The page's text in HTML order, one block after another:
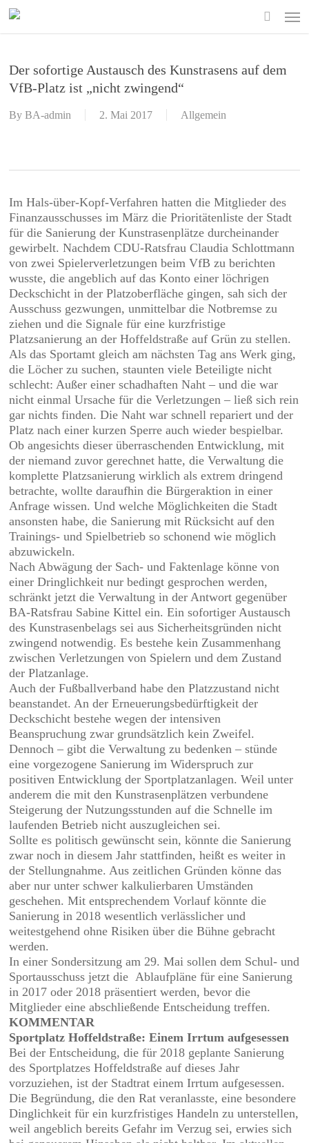
Skip
Der sofortige Austausch des Kunstrasens auf dem
VfB-Platz ist „nicht zwingend“
By BA-admin 2. Mai 2017 Allgemein
Im Hals-über-Kopf-Verfahren hatten die Mitglieder des
Finanzausschusses im März die Prioritätenliste der Stadt
für die Sanierung der Kunstrasenplätze durcheinander
gewirbelt. Nachdem CDU-Ratsfrau Claudia Schlottmann
von zwei Spielerverletzungen beim VfB zu berichten
wusste, die angeblich auf das Konto einer löchrigen
Deckschicht in der Platzoberfläche gingen, sah sich der
Ausschuss gezwungen, unmittelbar die Notbremse zu
ziehen und die Signale für eine kurzfristige
Platzsanierung an der Hoffeldstraße auf Grün zu stellen.
Als das Sportamt gleich am nächsten Tag ans Werk ging,
die Löcher zu suchen, staunten viele Beteiligte nicht
schlecht: Außer einer schadhaften Naht – und die war
nicht einmal Ursache für die Verletzungen – ließ sich rein
gar nichts finden. Die Naht war schnell repariert und der
Platz nach einer kurzen Sperre auch wieder bespielbar.
Ob angesichts dieser überraschenden Entwicklung, mit
der niemand zuvor gerechnet hatte, die Verwaltung die
komplette Platzsanierung wirklich als extrem dringend
betrachte, wollte daraufhin die Bürgeraktion in einer
Anfrage wissen. Und welche Möglichkeiten die Stadt
ansonsten habe, die Sanierung mit Rücksicht auf den
Trainings- und Spielbetrieb so schonend wie möglich
abzuwickeln.
Nach Abwägung der Sach- und Faktenlage könne von
einer Dringlichkeit nur bedingt gesprochen werden,
schränkt jetzt die Verwaltung in der Antwort gegenüber
BA-Ratsfrau Sabine Kittel ein. Ein sofortiger Austausch
des Kunstrasenbelags sei aus Sicherheitsgründen nicht
zwingend notwendig. Es bestehe kein Zusammenhang
zwischen Verletzungen von Spielern und dem Zustand
der Platzanlage.
Auch der Fußballverband habe den Platzzustand nicht
beanstandet. An der Erneuerungsbedürftigkeit der
Deckschicht bestehe wegen der intensiven
Beanspruchung zwar grundsätzlich kein Zweifel.
Dennoch – gibt die Verwaltung zu bedenken – stünde
eine vorgezogene Sanierung im Widerspruch zur
positiven Entwicklung der Sportplatzanlagen. Weil unter
anderem die mit den Kunstrasenplätzen verbundene
Steigerung der Nutzungsstunden auf die Schnelle im
laufenden Betrieb nicht auszugleichen sei.
Sollte es politisch gewünscht sein, könnte die Sanierung
zwar noch in diesem Jahr stattfinden, heißt es weiter in
der Stellungnahme. Aus zeitlichen Gründen könne das
aber nur unter schwer kalkulierbaren Umständen
geschehen. Mit entsprechendem Vorlauf könnte die
Sanierung in 2018 wesentlich verlässlicher und
weitestgehend ohne Risiken über die Bühne gebracht
werden.
In einer Sondersitzung am 29. Mai sollen dem Schul- und
Sportausschuss jetzt die Ablaufpläne für eine Sanierung
in 2017 oder 2018 präsentiert werden, bevor die
Mitglieder eine abschließende Entscheidung treffen.
KOMMENTAR
Sportplatz Hoffeldstraße:Einem Irrtum aufgesessen
Bei der Entscheidung, die für 2018 geplante Sanierung
des Sportplatzes Hoffeldstraße auf dieses Jahr
vorzuziehen, ist der Stadtrat einem Irrtum aufgesessen.
Die Begründung, die den Rat veranlasste, eine besondere
Dinglichkeit für ein kurzfristiges Handeln zu unterstellen,
weil angeblich bereits Gefahr im Verzug sei, erwies sich